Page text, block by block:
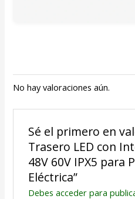
No hay valoraciones aún.
Sé el primero en
Trasero LED con
48V 60V IPX5 para
Eléctrica”
Debes accederpara